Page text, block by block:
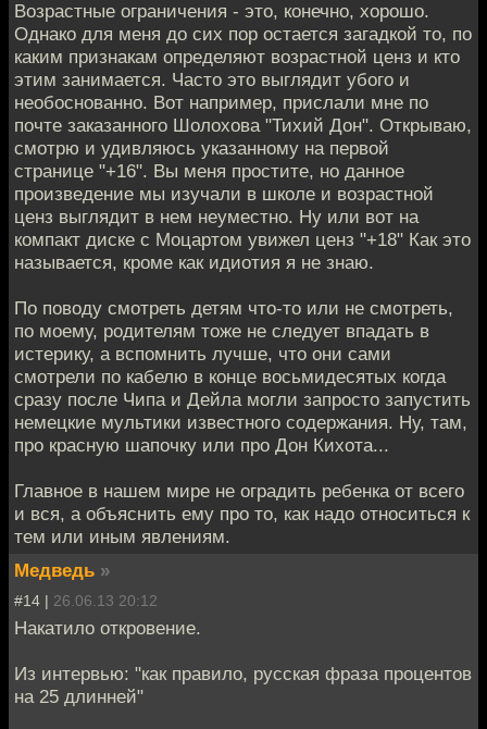
Возрастные ограничения - это, конечно, хорошо.
Однако для меня до сих пор остается загадкой то, по
каким признакам определяют возрастной ценз и кто
этим занимается. Часто это выглядит убого и
необоснованно. Вот например, прислали мне по
почте заказанного Шолохова "Тихий Дон". Открываю,
смотрю и удивляюсь указанному на первой
странице "+16". Вы меня простите, но данное
произведение мы изучали в школе и возрастной
ценз выглядит в нем неуместно. Ну или вот на
компакт диске с Моцартом увижел ценз "+18" Как это
называется, кроме как идиотия я не знаю.
По поводу смотреть детям что-то или не смотреть,
по моему, родителям тоже не следует впадать в
истерику, а вспомнить лучше, что они сами
смотрели по кабелю в конце восьмидесятых когда
сразу после Чипа и Дейла могли запросто запустить
немецкие мультики известного содержания. Ну, там,
про красную шапочку или про Дон Кихота...
Главное в нашем мире не оградить ребенка от всего
и вся, а объяснить ему про то, как надо относиться к
тем или иным явлениям.
Медведь »
#14 | 26.06.13 20:12
Накатило откровение.
Из интервью: "как правило, русская фраза процентов
на 25 длинней"